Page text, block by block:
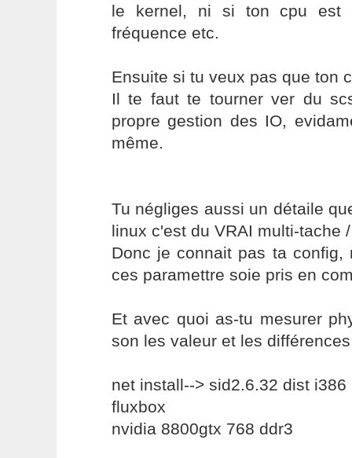
le kernel, ni si ton cpu est
fréquence etc.
Ensuite si tu veux pas que ton
Il te faut te tourner ver du
propre gestion des IO,
même.
Tu négliges aussi un détaile
linux c'est du VRAI multi-tache
Donc je connait pas ta
ces paramettre soie pris en
Et avec quoi as-tu mesurer
son les valeur et les
net install--> sid2.6.32 dist i386
fluxbox
nvidia 8800gtx 768 ddr3